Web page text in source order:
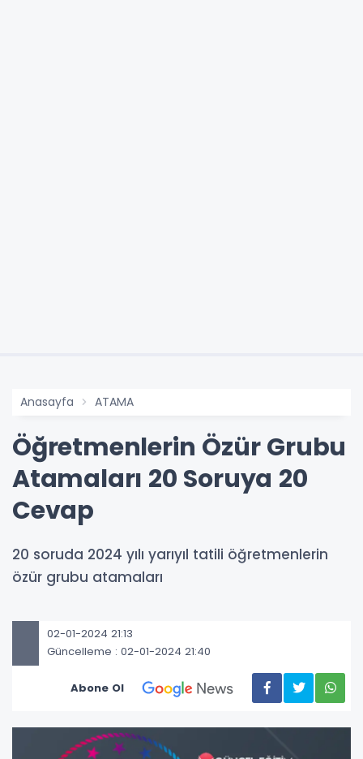
Anasayfa ATAMA
Öğretmenlerin Özür Grubu
Atamaları 20 Soruya 20
Cevap
20 soruda 2024 yılı yarıyıl tatili öğretmenlerin
özür grubu atamaları
02-01-2024 21:13
Güncelleme : 02-01-2024 21:40
Abone Ol